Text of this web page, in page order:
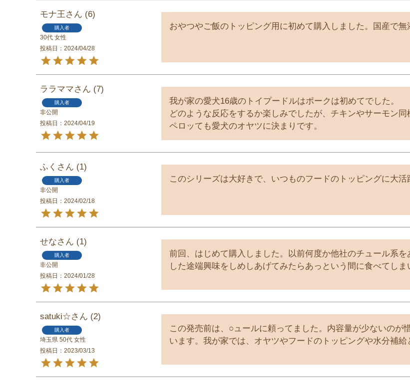
モナ王 6
購入者
30代 女性
投稿日
2024/04/28
おやつやご飯のトッピング用に初めて購入しました。国産で
ララママ 7
購入者
非公開
投稿日
2024/04/19
我が家の愛犬16歳のトイプードルはポークは初めてでした。
どのような反応をするか楽しみでしたが、チキンやサーモン
ペロッても愛犬のオヤツに決まりです。
ふく 1
購入者
非公開
投稿日
2024/02/18
このシリーズは大好きで、いつものフードのトッピングに大
せな 1
購入者
非公開
投稿日
2024/01/28
前回、はじめて購入しました。以前何度か他社のチュール系
した途端興味をしめしあげてみたらあっという間に食べてし
satuki☆ 2
購入者
埼玉県 50代 女性
投稿日
2023/03/13
この発売前は、○ュールに頼ってました。内容量が少ないの
います。我が家では、オヤツやフードのトッピングや水分補給